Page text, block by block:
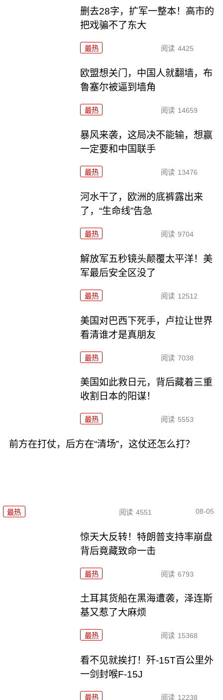
删去28字，扩军一整本！高市的
把戏骗不了东大
最热 阅读 4425
欧盟想关门，中国人就翻墙，布
鲁塞尔被逼到墙角
最热 阅读 14659
暴风来袭，这局决不能输，想赢
一定要和中国联手
最热 阅读 13476
河水干了，欧洲的底裤露出来
了，“生命线”告急
最热 阅读 9704
解放军五秒镜头颠覆太平洋！美
军最后安全区没了
最热 阅读 12512
美国对巴西下死手，卢拉让世界
看清谁才是真朋友
最热 阅读 7038
美国如此救日元，背后藏着三重
收割日本的阳谋！
最热 阅读 5553
前方在打仗，后方在“清场”，这仗还怎么打？
最热 阅读 4551 08-05
惊天大反转！特朗普支持率崩盘
背后竟藏致命一击
最热 阅读 6793
土耳其货船在黑海遭袭，泽连斯
基又惹了大麻烦
最热 阅读 15368
看不见就挨打！歼-15T百公里外
一剑封喉F-15J
最热 阅读 12238